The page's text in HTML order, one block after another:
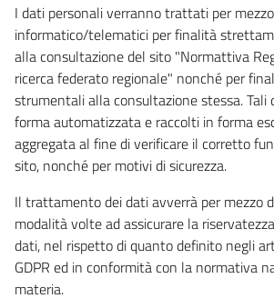
I dati personali verranno trattati per
informatico/telematici per finalità
alla consultazione del sito "Normattiva
ricerca federato regionale" nonché per
strumentali alla consultazione stessa.
forma automatizzata e raccolti in forma
aggregata al fine di verificare il corretto
sito, nonché per motivi di sicurezza.
Il trattamento dei dati avverrà per mezzo
modalità volte ad assicurare la
dati, nel rispetto di quanto definito negli
GDPR ed in conformità con la normativa
materia.